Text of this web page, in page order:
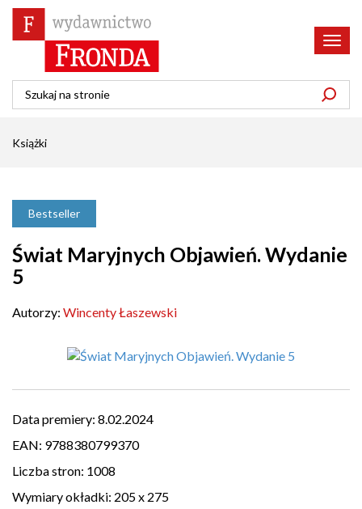
Książki
Bestseller
Świat Maryjnych Objawień. Wydanie
5
Autorzy: Wincenty Łaszewski
Data premiery: 8.02.2024
EAN: 9788380799370
Liczba stron: 1008
Wymiary okładki: 205 x 275